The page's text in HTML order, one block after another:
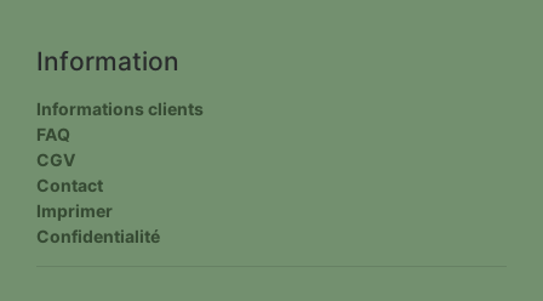
Information
Informations clients
FAQ
CGV
Contact
Imprimer
Confidentialité